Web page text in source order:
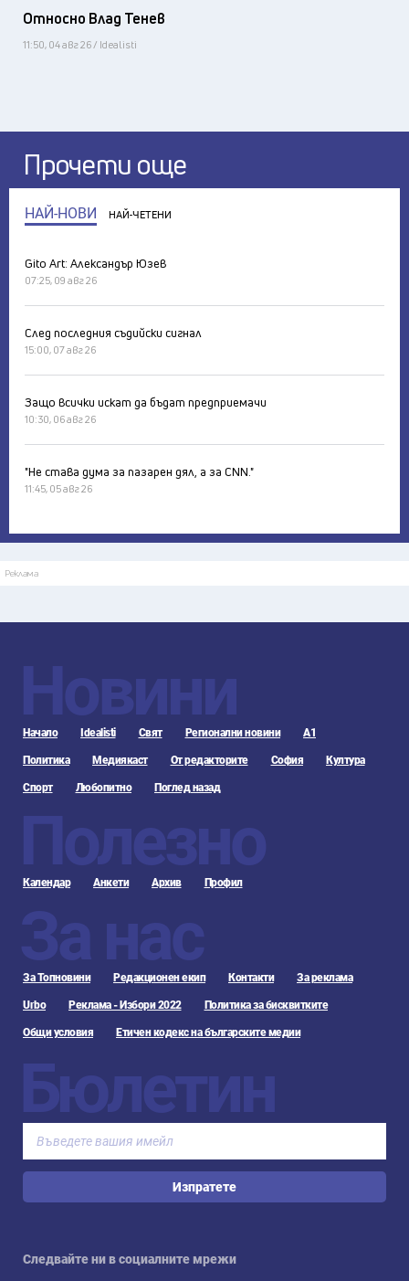
Относно Влад Тенев
11:50, 04 авг 26 / Idealisti
Прочети още
НАЙ-НОВИ НАЙ-ЧЕТЕНИ
Gito Art: Александър Юзев
07:25, 09 авг 26
След последния съдийски сигнал
15:00, 07 авг 26
Защо всички искат да бъдат предприемачи
10:30, 06 авг 26
"Не става дума за пазарен дял, а за CNN."
11:45, 05 авг 26
Реклама
Новини
Начало Idealisti Свят Регионални новини А1
Политика Медиякаст От редакторите София Култура
Спорт Любопитно Поглед назад
Полезно
Календар Анкети Архив Профил
За нас
За Топновини Редакционен екип Контакти За реклама
Urbo Реклама - Избори 2022 Политика за бисквитките
Общи условия Етичен кодекс на българските медии
Бюлетин
Изпратете
Следвайте ни в социалните мрежи